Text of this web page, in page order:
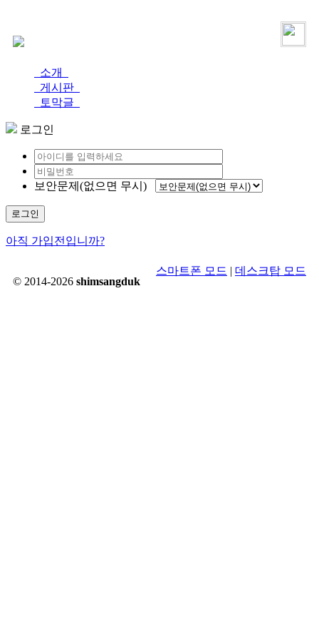
소개
게시판
토막글
로그인
보안문제(없으면 무시)
로그인
아직 가입전입니까?
© 2014-2026 shimsangduk
스마트폰 모드 | 데스크탑 모드